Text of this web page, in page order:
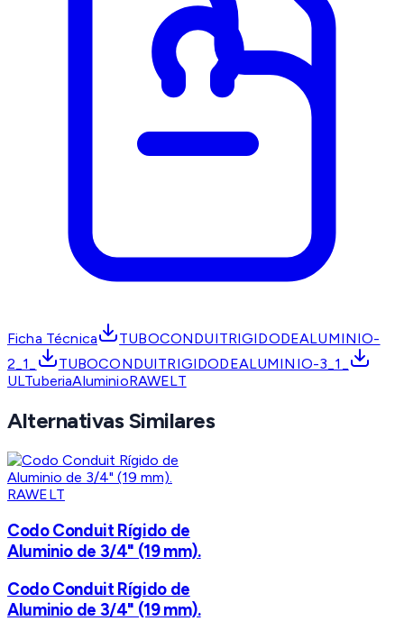
Ficha Técnica
TUBOCONDUITRIGIDODEALUMINIO-
2_1_
TUBOCONDUITRIGIDODEALUMINIO-3_1_
ULTuberiaAluminioRAWELT
Alternativas Similares
RAWELT
Codo Conduit Rígido de
Aluminio de 3/4" (19 mm).
Codo Conduit Rígido de
Aluminio de 3/4" (19 mm).